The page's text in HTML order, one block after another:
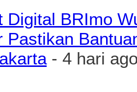
Digital BRImo
Pastikan
- 4 hari